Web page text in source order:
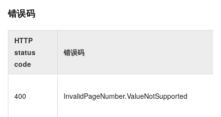
错误码
HTTP
status
code
错误码
400 InvalidPageNumber.ValueNotSupported